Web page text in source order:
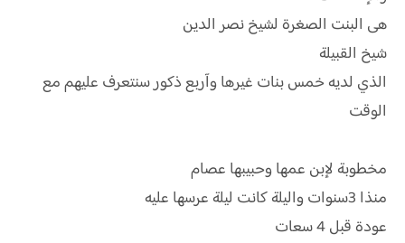
هى البنت الصغرة لشيخ نصر الدين
شيخ القبيلة
الذي لديه خمس بنات غيرها وآربع ذكور سنتعرف عليهم مع
الوقت
مخطوبة لإبن عمها وحبيبها عصام
منذا 3سنوات واليلة كانت ليلة عرسها عليه
عودة قبل 4 سعات